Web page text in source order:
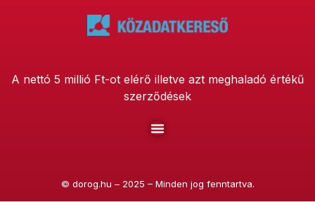
A nettó 5 millió Ft-ot elérő illetve azt meghaladó értékű
szerződések
© dorog.hu – 2025 – Minden jog fenntartva.